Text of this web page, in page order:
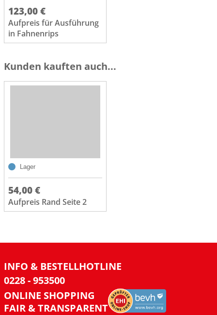
123,00 €
Aufpreis für Ausführung
in Fahnenrips
Kunden kauften auch...
Lager
54,00 €
Aufpreis Rand Seite 2
INFO & BESTELLHOTLINE
0228 - 953500
ONLINE SHOPPING
FAIR & TRANSPARENT